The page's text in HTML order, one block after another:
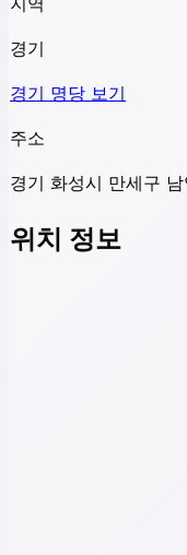
경기
경기 명당 보기
주소
경기 화성시 만세구
위치 정보